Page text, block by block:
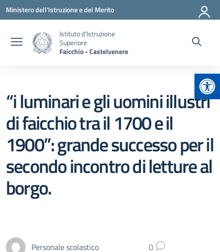
Vai ai contenuti
Vai al menu di navigazione
Vai al footer
Ministero dell'Istruzione e del Merito
Istituto d'Istruzione
Superiore
Faicchio - Castelvenere
“i luminari e gli uomini illustri
di faicchio tra il 1700 e il
1900”: grande successo per il
secondo incontro di letture al
borgo.
Personale scolastico 0